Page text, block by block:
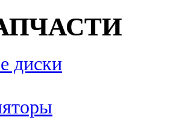
диски